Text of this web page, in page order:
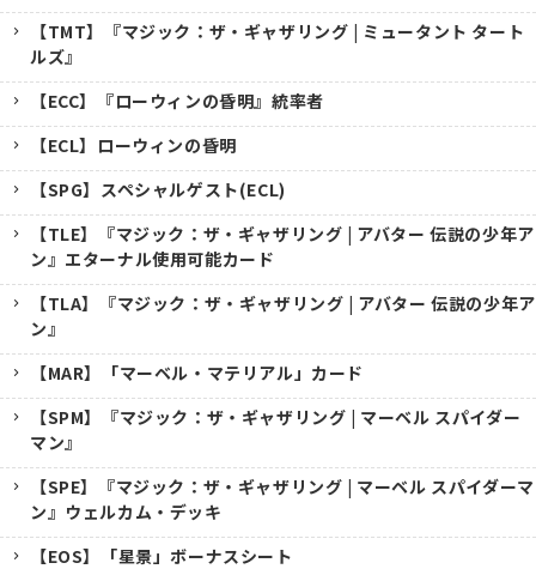
【TMT】『マジック：ザ・ギャザリング | ミュータント タート
ルズ』
【ECC】『ローウィンの昏明』統率者
【ECL】ローウィンの昏明
【SPG】スペシャルゲスト(ECL)
【TLE】『マジック：ザ・ギャザリング | アバター 伝説の少年ア
ン』エターナル使用可能カード
【TLA】『マジック：ザ・ギャザリング | アバター 伝説の少年ア
ン』
【MAR】「マーベル・マテリアル」カード
【SPM】『マジック：ザ・ギャザリング | マーベル スパイダー
マン』
【SPE】『マジック：ザ・ギャザリング | マーベル スパイダーマ
ン』ウェルカム・デッキ
【EOS】「星景」ボーナスシート